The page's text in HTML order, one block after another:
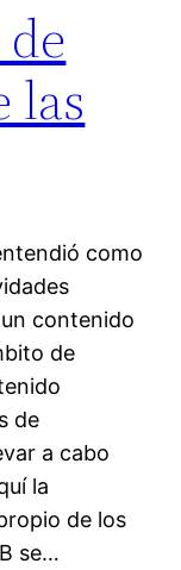
las
como
contenido
de
de
a cabo
la
de los
se…